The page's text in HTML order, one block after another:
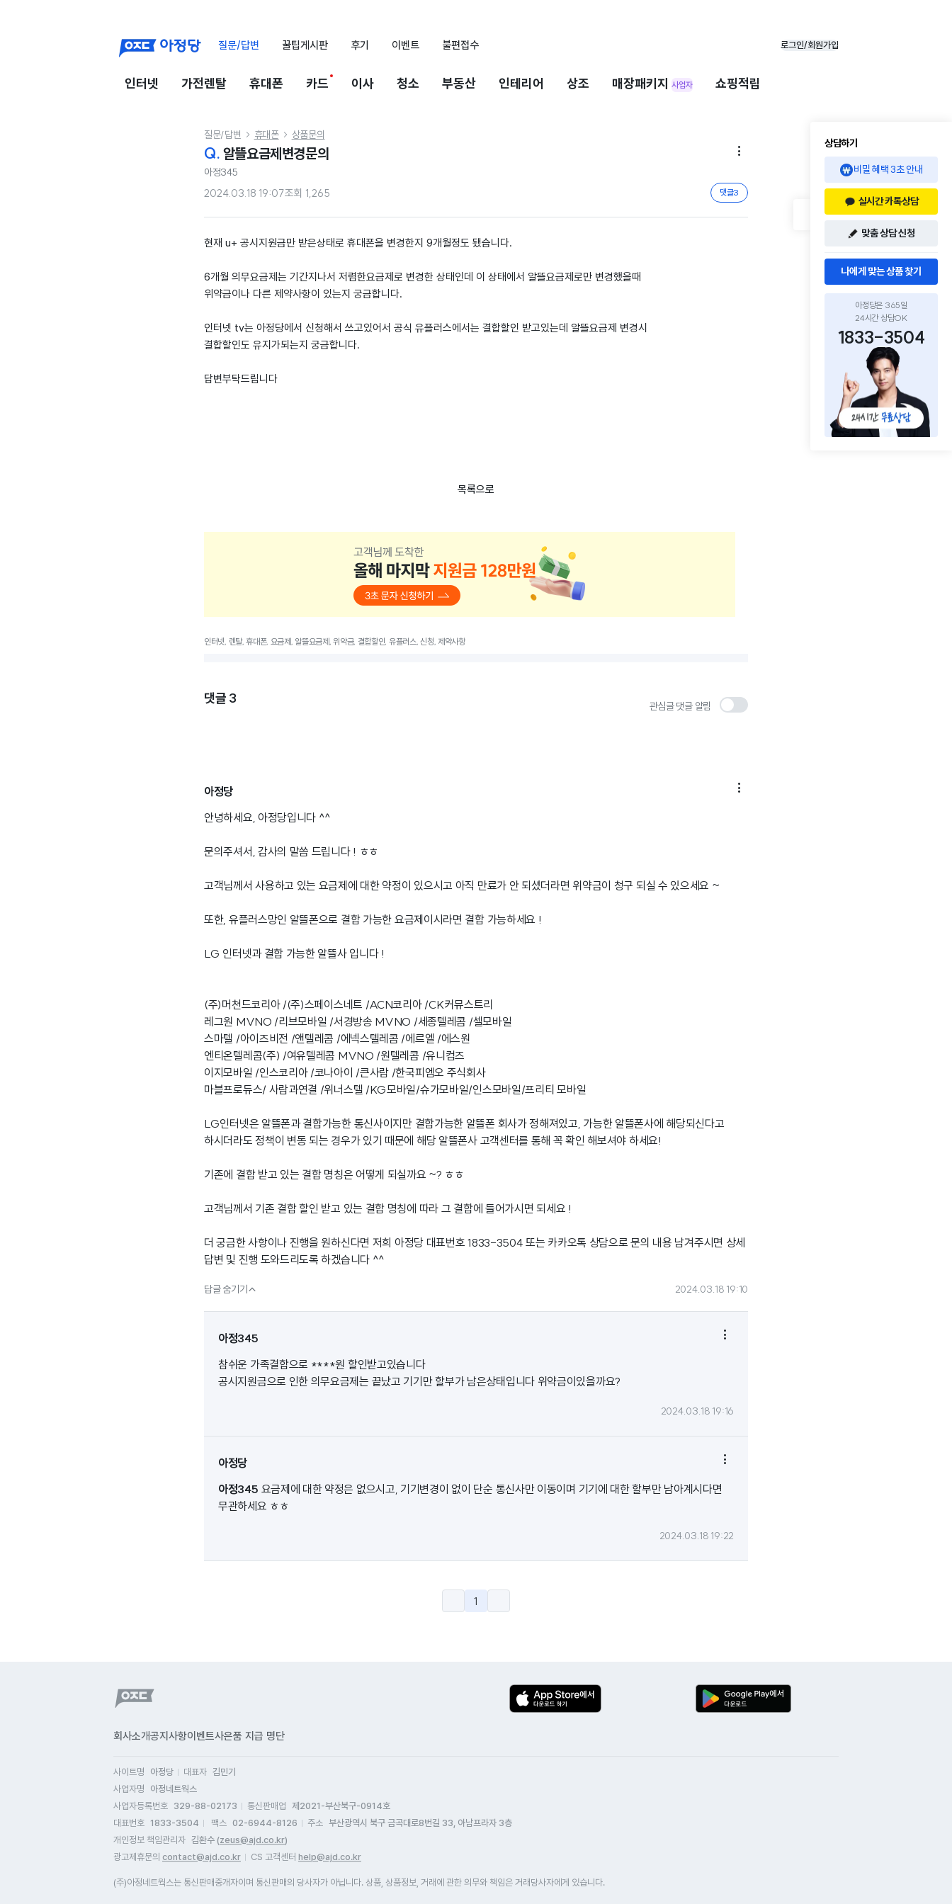
질문/답변 꿀팁게시판 후기 이벤트 불편접수 로그인/회원가입
인터넷 가전렌탈 휴대폰 카드 이사 청소 부동산 인테리어 상조 매장패키지 사업자 쇼핑적립
질문/답변  휴대폰  상품문의
Q. 알뜰요금제변경문의 
아정345
2024.03.18 19:07조회 1,265 댓글3
현재 u+ 공시지원금만 받은상태로 휴대폰을 변경한지 9개월정도 됐습니다.
6개월 의무요금제는 기간지나서 저렴한요금제로 변경한 상태인데 이 상태에서 알뜰요금제로만 변경했을때
위약금이나 다른 제약사항이 있는지 궁금합니다.
인터넷 tv는 아정당에서 신청해서 쓰고있어서 공식 유플러스에서는 결합할인 받고있는데 알뜰요금제 변경시
결합할인도 유지가되는지 궁금합니다.
답변부탁드립니다
목록으로
인터넷, 렌탈, 휴대폰, 요금제, 알뜰요금제, 위약금, 결합할인, 유플러스, 신청, 제약사항
댓글 3 관심글 댓글 알림
아정당 
안녕하세요, 아정당입니다 ^^
문의주셔서, 감사의 말씀 드립니다 ! ㅎㅎ
고객님께서 사용하고 있는 요금제에 대한 약정이 있으시고 아직 만료가 안 되셨더라면 위약금이 청구 되실 수 있으세요 ~
또한, 유플러스망인 알뜰폰으로 결합 가능한 요금제이시라면 결합 가능하세요 !
LG 인터넷과 결합 가능한 알뜰사 입니다 !
(주)머천드코리아 /(주)스페이스네트 /ACN코리아 /CK커뮤스트리
레그원 MVNO /리브모바일 /서경방송 MVNO /세종텔레콤 /셀모바일
스마텔 /아이즈비전 /앤텔레콤 /에넥스텔레콤 /에르엘 /에스원
엔티온텔레콤(주) /여유텔레콤 MVNO /원텔레콤 /유니컴즈
이지모바일 /인스코리아 /코나아이 /큰사람 /한국피엠오 주식회사
마블프로듀스/ 사람과연결 /위너스텔 /KG모바일/슈가모바일/인스모바일/프리티 모바일
LG인터넷은 알뜰폰과 결합가능한 통신사이지만 결합가능한 알뜰폰 회사가 정해져있고, 가능한 알뜰폰사에 해당되신다고
하시더라도 정책이 변동 되는 경우가 있기 때문에 해당 알뜰폰사 고객센터를 통해 꼭 확인 해보셔야 하세요!
기존에 결합 받고 있는 결합 명칭은 어떻게 되실까요 ~? ㅎㅎ
고객님께서 기존 결합 할인 받고 있는 결합 명칭에 따라 그 결합에 들어가시면 되세요 !
더 궁금한 사항이나 진행을 원하신다면 저희 아정당 대표번호 1833-3504 또는 카카오톡 상담으로 문의 내용 남겨주시면 상세
답변 및 진행 도와드리도록 하겠습니다 ^^
답글 숨기기 2024.03.18 19:10
아정345 
참쉬운 가족결합으로 ****원 할인받고있습니다
공시지원금으로 인한 의무요금제는 끝났고 기기만 할부가 남은상태입니다 위약금이있을까요?
2024.03.18 19:16
아정당 
아정345 요금제에 대한 약정은 없으시고, 기기변경이 없이 단순 통신사만 이동이며 기기에 대한 할부만 남아계시다면
무관하세요 ㅎㅎ
2024.03.18 19:22
1
회사소개공지사항이벤트사은품 지급 명단
사이트명 아정당 대표자 김민기
사업자명
아정네트웍스
사업자등록번호 329-88-02173 통신판매업
제2021-부산북구-0914호
대표번호 1833-3504 팩스 02-6944-8126 주소 부산광역시 북구 금곡대로8번길 33, 아남프라자 3층
개인정보 책임관리자 김환수 (zeus@ajd.co.kr)
광고제휴문의 contact@ajd.co.kr CS 고객센터 help@ajd.co.kr
(주)아정네트웍스는 통신판매중개자이며 통신판매의 당사자가 아닙니다. 상품, 상품정보, 거래에 관한 의무와 책임은 거래당사자에게 있습니다.
상담하기
비밀 혜택 3초 안내
실시간 카톡상담
맞춤 상담 신청
나에게 맞는 상품 찾기
아정당은 365일
24시간 상담OK
1833-3504